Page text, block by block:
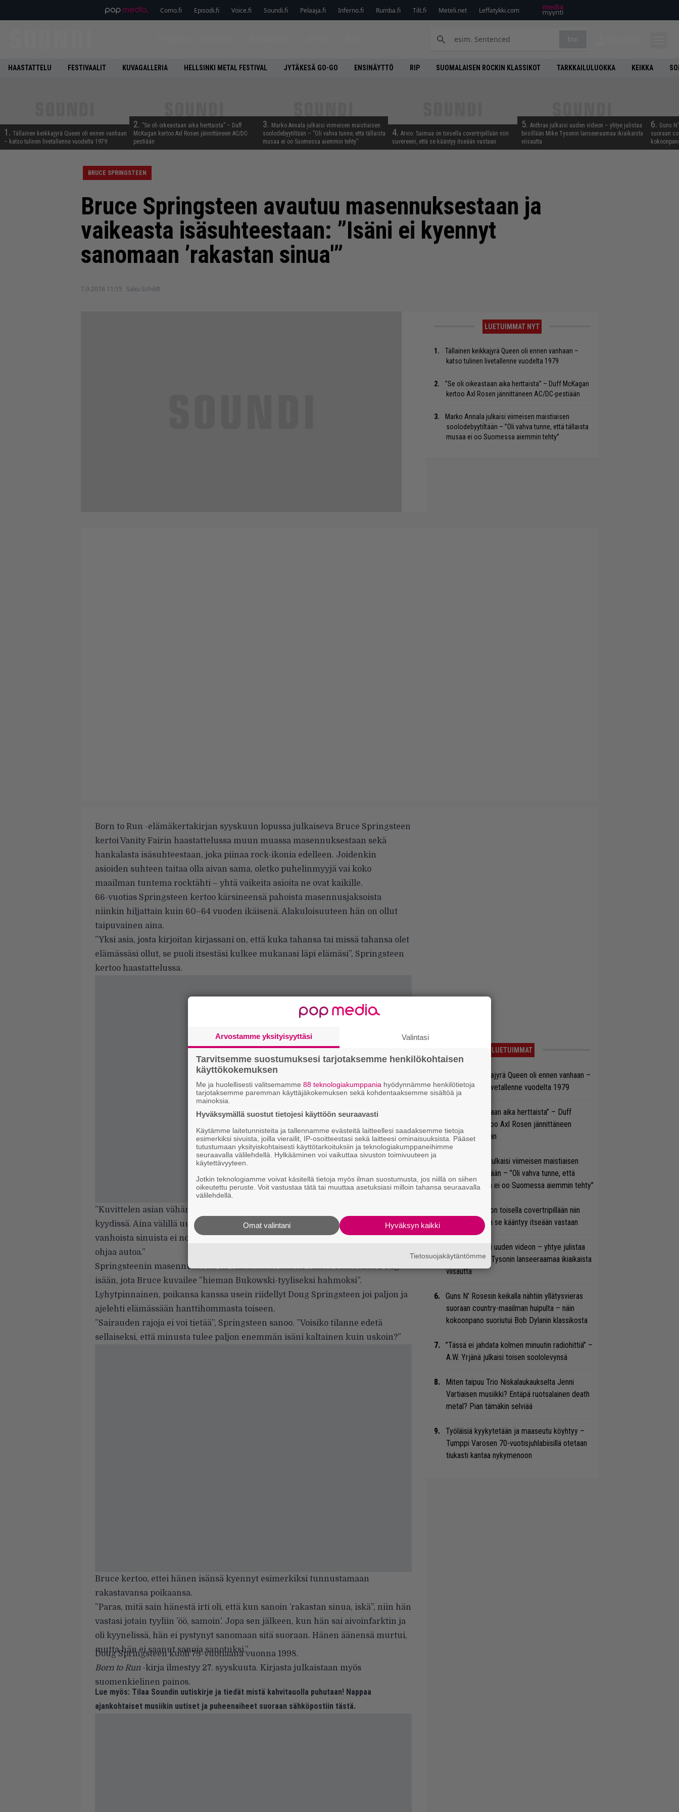
Como.fi Episodi.fi Voice.fi Soundi.fi Pelaaja.fi Inferno.fi Rumba.fi Tilt.fi Meteli.net Leffatykki.com
HAASTATTELU FESTIVAALIT KUVAGALLERIA HELLSINKI METAL FESTIVAL JYTÄKESÄ GO-GO ENSINÄYTTÖ RIP SUOMALAISEN ROCKIN KLASSIKOT TARKKAILULUOKKA KEIKKA
1. Tällainen keikkajyrä Queen oli ennen vanhaan
– katso tulinen livetallenne vuodelta 1979
2. ”Se oli oikeastaan aika herttaista” – Duff
McKagan kertoo Axl Rosen jännittäneen AC/DC-
pestiään
3. Marko Annala julkaisi viimeisen maistiaisen
soolodebyytiltään – ”Oli vahva tunne, että tällaista
musaa ei oo Suomessa aiemmin tehty”
4. Arvio: Saimaa on toisella covertripillään niin
suvereeni, että se kääntyy itseään vastaan
5. Anthrax julkaisi uuden videon – yhtye julistaa
biisillään Mike Tysonin lanseeraamaa ikiaikaista
viisautta
6. Guns
suoraan
BRUCE SPRINGSTEEN
Bruce Springsteen avautuu masennuksestaan ja
vaikeasta isäsuhteestaan: ”Isäni ei kyennyt
sanomaan ’rakastan sinua'”
7.9.2016 11:15 Saku Schildt
LUETUIMMAT NYT
Tällainen keikkajyrä Queen oli ennen vanhaan –
katso tulinen livetallenne vuodelta 1979
”Se oli oikeastaan aika herttaista” – Duff McKagan
kertoo Axl Rosen jännittäneen AC/DC-pestiään
Marko Annala julkaisi viimeisen maistiaisen
soolodebyytiltään – ”Oli vahva tunne, että tällaista
musaa ei oo Suomessa aiemmin tehty”
Born to Run -elämäkertakirjan syyskuun lopussa julkaiseva Bruce Springsteen
kertoi Vanity Fairin haastattelussa muun muassa masennuksestaan sekä
hankalasta isäsuhteestaan, joka piinaa rock-ikonia edelleen. Joidenkin
asioiden suhteen taitaa olla aivan sama, oletko puhelinmyyjä vai koko
maailman tuntema rocktähti – yhtä vaikeita asioita ne ovat kaikille.
66-vuotias Springsteen kertoo kärsineensä pahoista masennusjaksoista
niinkin hiljattain kuin 60–64 vuoden ikäisenä. Alakuloisuuteen hän on ollut
taipuvainen aina.
”Yksi asia, josta kirjoitan kirjassani on, että kuka tahansa tai missä tahansa olet
elämässäsi ollut, se puoli itsestäsi kulkee mukanasi läpi elämäsi”, Springsteen
kertoo haastattelussa.
”Kuvittelen asian vähän kuin autona. Kaikki vanhat henkilöitymäsi ovat sen
kyydissä. Aina välillä uusi versio itsestäsi nousee kyytiin, mutta yksikään
vanhoista sinuista ei nouse ulos. Kysymys on siitä, kuka noista kaikista sinuista
ohjaa autoa.”
Springsteenin masennukseen on vaikuttanut hänen vaikea suhteensa Doug-
isään, jota Bruce kuvailee ”hieman Bukowski-tyyliseksi hahmoksi”.
Lyhytpinnainen, poikansa kanssa usein riidellyt Doug Springsteen joi paljon ja
ajelehti elämässään hanttihommasta toiseen.
”Sairauden rajoja ei voi tietää”, Springsteen sanoo. ”Voisiko tilanne edetä
sellaiseksi, että minusta tulee paljon enemmän isäni kaltainen kuin uskoin?”
Bruce kertoo, ettei hänen isänsä kyennyt esimerkiksi tunnustamaan
rakastavansa poikaansa.
”Paras, mitä sain hänestä irti oli, että kun sanoin ’rakastan sinua, iskä”, niin hän
vastasi jotain tyyliin ’öö, samoin’. Jopa sen jälkeen, kun hän sai aivoinfarktin ja
oli kyynelissä, hän ei pystynyt sanomaan sitä suoraan. Hänen äänensä murtui,
mutta hän ei saanut sanoja sanotuksi.”
Doug Springsteen kuoli 73-vuotiaana vuonna 1998.
Born to Run-kirja ilmestyy 27. syyskuuta. Kirjasta julkaistaan myös
suomenkielinen painos.
Lue myös: Tilaa Soundin uutiskirje ja tiedät mistä kahvitauolla puhutaan! Nappaa
ajankohtaiset musiikin uutiset ja puheenaiheet suoraan sähköpostiin tästä.
LUETUIMMAT
Tällainen keikkajyrä Queen oli ennen vanhaan –
katso tulinen livetallenne vuodelta 1979
”Se oli oikeastaan aika herttaista” – Duff
McKagan kertoo Axl Rosen jännittäneen
AC/DC-pestiään
Marko Annala julkaisi viimeisen maistiaisen
soolodebyytiltään – ”Oli vahva tunne, että
tällaista musaa ei oo Suomessa aiemmin tehty”
Arvio: Saimaa on toisella covertripillään niin
suvereeni, että se kääntyy itseään vastaan
Anthrax julkaisi uuden videon – yhtye julistaa
biisillään Mike Tysonin lanseeraamaa ikiaikaista
viisautta
Guns N’ Rosesin keikalla nähtiin yllätysvieras
suoraan country-maailman huipulta – näin
kokoonpano suoriutui Bob Dylanin klassikosta
”Tässä ei jahdata kolmen minuutin radiohittiä” –
A.W. Yrjänä julkaisi toisen soololevynsä
Miten taipuu Trio Niskalaukaukselta Jenni
Vartiaisen musiikki? Entäpä ruotsalainen death
metal? Pian tämäkin selviää
Työläisiä kyykytetään ja maaseutu köyhtyy –
Tumppi Varosen 70-vuotisjuhlabiisillä otetaan
tiukasti kantaa nykymenoon
Arvostamme yksityisyyttäsi Valintasi
Tarvitsemme suostumuksesi tarjotaksemme henkilökohtaisen
käyttökokemuksen
Me ja huolellisesti valitsemamme 88 teknologiakumppania hyödynnämme henkilötietoja
tarjotaksemme paremman käyttäjäkokemuksen sekä kohdentaaksemme sisältöä ja
mainoksia.
Hyväksymällä suostut tietojesi käyttöön seuraavasti
Käytämme laitetunnisteita ja tallennamme evästeitä laitteellesi saadaksemme tietoja
esimerkiksi sivuista, joilla vierailit, IP-osoitteestasi sekä laitteesi ominaisuuksista. Pääset
tutustumaan yksityiskohtaisesti käyttötarkoituksiin ja teknologiakumppaneihimme
seuraavalla välilehdellä. Hylkääminen voi vaikuttaa sivuston toimivuuteen ja
käytettävyyteen.
Jotkin teknologiamme voivat käsitellä tietoja myös ilman suostumusta, jos niillä on siihen
oikeutettu peruste. Voit vastustaa tätä tai muuttaa asetuksiasi milloin tahansa seuraavalla
välilehdellä.
Hyväksyn kaikki
Omat valintani
Tietosuojakäytäntömme